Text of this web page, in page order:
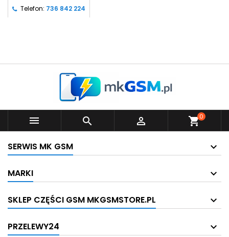
Telefon: 736 842 224
   shopping_cart0
SERWIS MK GSM
MARKI
SKLEP CZĘŚCI GSM MKGSMSTORE.PL
PRZELEWY24